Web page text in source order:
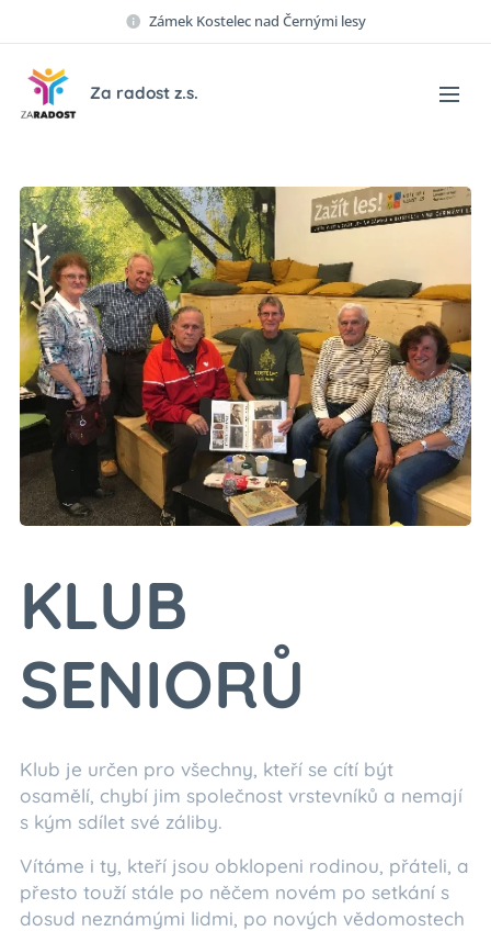
Zámek Kostelec nad Černými lesy
Za radost z.s.
KLUB
SENIORŮ
Klub je určen pro všechny, kteří se cítí být
osamělí, chybí jim společnost vrstevníků a nemají
s kým sdílet své záliby.
Vítáme i ty, kteří jsou obklopeni rodinou, přáteli, a
přesto touží stále po něčem novém po setkání s
dosud neznámými lidmi, po nových vědomostech